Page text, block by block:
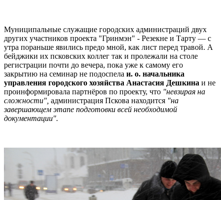
Муниципальные служащие городских администраций двух
других участников проекта "Гринмэн" - Резекне и Тарту — с
утра пораньше явились предо мной, как лист перед травой. А
бейджики их псковских коллег так и пролежали на столе
регистрации почти до вечера, пока уже к самому его
закрытию на семинар не подоспела и. о. начальника
управления городского хозяйства Анастасия Дешкина и не
проинформировала партнёров по проекту, что "невзирая на
сложности", администрация Пскова находится "на
завершающем этапе подготовки всей необходимой
документации".